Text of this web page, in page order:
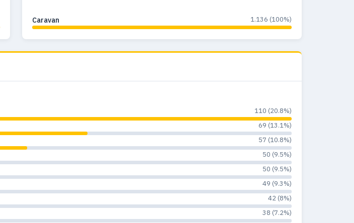
Caravan 1.136 (100%)
110 (20.8%)
69 (13.1%)
57 (10.8%)
50 (9.5%)
50 (9.5%)
49 (9.3%)
42 (8%)
38 (7.2%)